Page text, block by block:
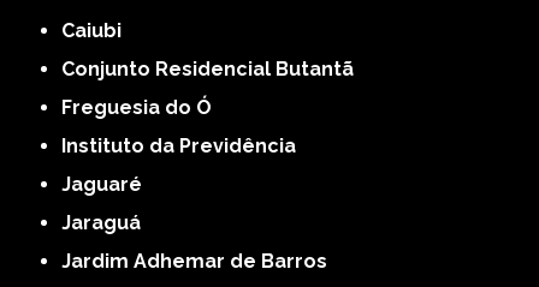
Caiubi
Conjunto Residencial Butantã
Freguesia do Ó
Instituto da Previdência
Jaguaré
Jaraguá
Jardim Adhemar de Barros